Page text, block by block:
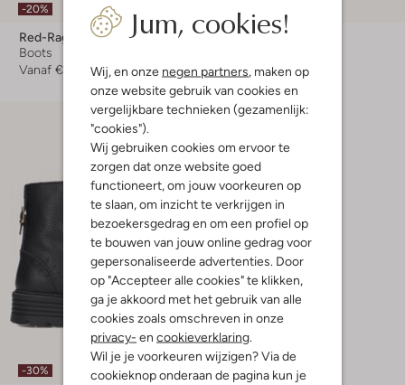
Jum, cookies!
Wij, en onze negen partners , maken op
onze website gebruik van cookies en
vergelijkbare technieken (gezamenlijk:
"cookies").
Wij gebruiken cookies om ervoor te
zorgen dat onze website goed
functioneert, om jouw voorkeuren op
te slaan, om inzicht te verkrijgen in
bezoekersgedrag en om een profiel op
te bouwen van jouw online gedrag voor
gepersonaliseerde advertenties. Door
op "Accepteer alle cookies" te klikken,
ga je akkoord met het gebruik van alle
cookies zoals omschreven in onze
privacy- en cookieverklaring
Wil je je voorkeuren wijzigen? Via de
cookieknop onderaan de pagina kun je
-20%
Red-Rag
Boots
Vanaf € 107,99
Red-Rag
Vanaf € 64,99
-30%